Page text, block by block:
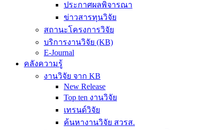
ประกาศผลพิจารณา
ข่าวสารทุนวิจัย
สถานะโครงการวิจัย
บริการงานวิจัย (KB)
E-Journal
คลังความรู้
งานวิจัย จาก KB
New Release
Top ten งานวิจัย
เทรนด์วิจัย
ค้นหางานวิจัย สวรส.